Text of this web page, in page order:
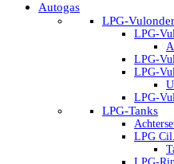
Autogas
LPG-
LPG-
LPG-
LPG-
LPG-
LPG-Tanks
LPG